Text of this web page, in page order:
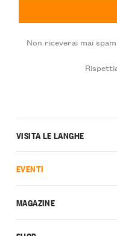
Non riceverai mai
VISITA LE LANGHE
EVENTI
MAGAZINE